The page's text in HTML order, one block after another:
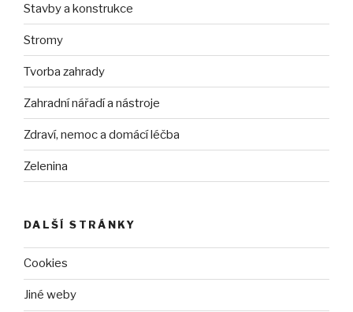
Stavby a konstrukce
Stromy
Tvorba zahrady
Zahradní nářadí a nástroje
Zdraví, nemoc a domácí léčba
Zelenina
DALŠÍ STRÁNKY
Cookies
Jiné weby